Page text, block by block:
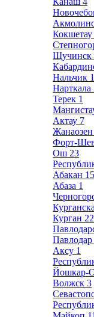
Кокшетау
Щучинск
Нальчик
Нарткала
Терек 1
Актау 7
Жанаозен
Форт-
Ош 23
Абакан 15
Абаза 1
Курган 22
Павлодар
Аксу 1
Йошкар-
Волжск 3